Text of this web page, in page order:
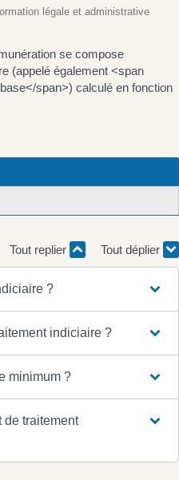
légale et administrative
se compose
(appelé également <span
span>) calculé en fonction
Tout replier Tout déplier
?
indiciaire ?
minimum ?
de traitement